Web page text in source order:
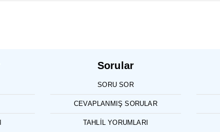
Sorular
SORU SOR
CEVAPLANMIŞ SORULAR
TAHLIL YORUMLARI